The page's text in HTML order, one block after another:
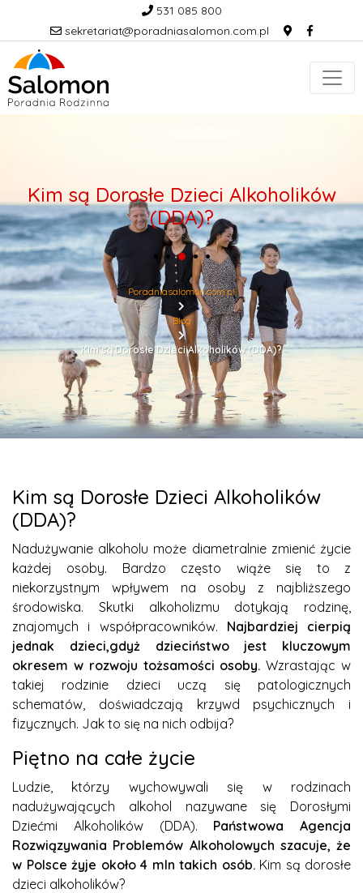
531 085 800
sekretariat@poradniasalomon.com.pl
Kim są Dorosłe Dzieci Alkoholików
(DDA)?
Poradniasalomon.com.pl
Blog
Kim są Dorosłe Dzieci Alkoholików (DDA)?
Kim są Dorosłe Dzieci Alkoholików
(DDA)?
Nadużywanie alkoholu może diametralnie zmienić życie
każdej osoby. Bardzo często wiąże się to z
niekorzystnym wpływem na osoby z najbliższego
środowiska. Skutki alkoholizmu dotykają rodzinę,
znajomych i współpracowników. Najbardziej cierpią
jednak dzieci,gdyż dzieciństwo jest kluczowym
okresem w rozwoju tożsamości osoby. Wzrastając w
takiej rodzinie dzieci uczą się patologicznych
schematów, doświadczają krzywd psychicznych i
fizycznych. Jak to się na nich odbija?
Piętno na całe życie
Ludzie, którzy wychowywali się w rodzinach
nadużywających alkohol nazywane się Dorosłymi
Dziećmi Alkoholików (DDA). Państwowa Agencja
Rozwiązywania Problemów Alkoholowych szacuje, że
w Polsce żyje około 4 mln takich osób. Kim są dorosłe
dzieci alkoholików?